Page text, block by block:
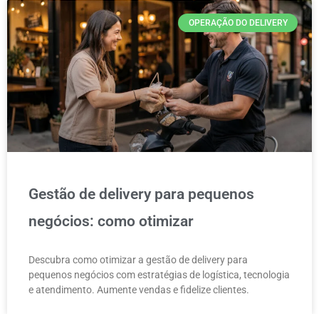
OPERAÇÃO DO DELIVERY
Gestão de delivery para pequenos
negócios: como otimizar
Descubra como otimizar a gestão de delivery para
pequenos negócios com estratégias de logística, tecnologia
e atendimento. Aumente vendas e fidelize clientes.